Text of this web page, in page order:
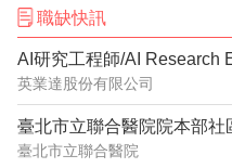
職缺快訊
AI研究工程師/AI Research
英業達股份有限公司
臺北市立聯合醫院